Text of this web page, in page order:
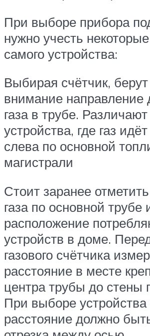
При выборе прибора
нужно учесть
самого устройства:
Выбирая счётчик,
внимание направление
газа в трубе. Различают
устройства, где газ
слева по основной
магистрали
Стоит заранее
газа по основной трубе
расположение
устройств в доме.
газового счётчика
расстояние в месте
центра трубы до стены
При выборе устройства
расстояние должно